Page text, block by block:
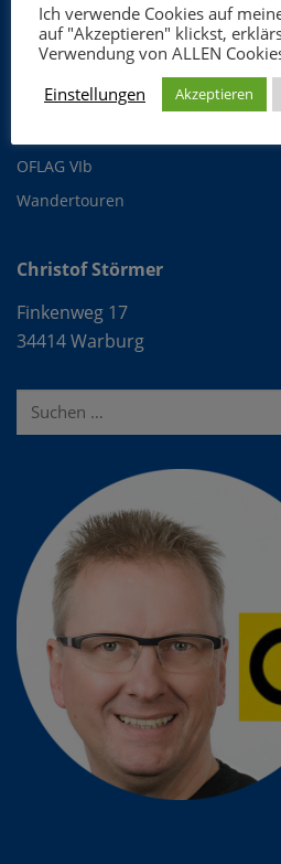
Christof Störmer
Foto-Blog
ProGospel Chor
OFLAG VIb
Wandertouren
Christof Störmer
Finkenweg 17
34414 Warburg
Suche
Ich verwende Cookies auf
auf "Akzeptieren" klickst,
Verwendung von ALLEN
Einstellungen
Akzeptieren